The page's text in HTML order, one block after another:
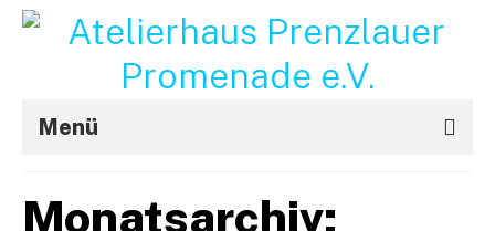
Menü
Monatsarchiv: